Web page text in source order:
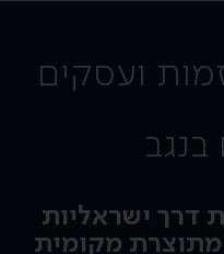
ועסקים
דרך ישראליות
מתוצרת מקומית